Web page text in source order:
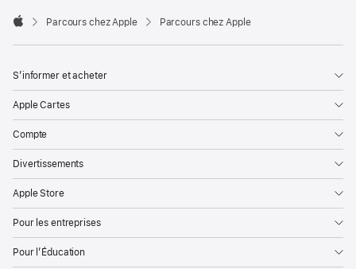

Parcours chez Apple Parcours chez Apple
S’informer et acheter
Apple Cartes
Compte
Divertissements
Apple Store
Pour les entreprises
Pour l’Éducation